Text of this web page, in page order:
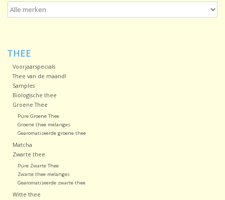
Contact
Laatste kans!
THEE
Voorjaarspecials
Thee van de maand!
Samples
Biologische thee
Groene Thee
Pure Groene Thee
Groene thee melanges
Gearomatiseerde groene thee
Matcha
Zwarte thee
Pure Zwarte Thee
Zwarte thee melanges
Gearomatiseerde zwarte thee
Witte thee